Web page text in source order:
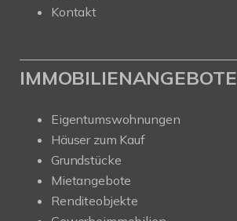
Kontakt
IMMOBILIENANGEBOTE
Eigentumswohnungen
Häuser zum Kauf
Grundstücke
Mietangebote
Renditeobjekte